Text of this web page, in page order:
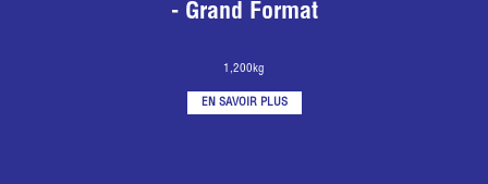
- Grand Format
1,200kg
EN SAVOIR PLUS